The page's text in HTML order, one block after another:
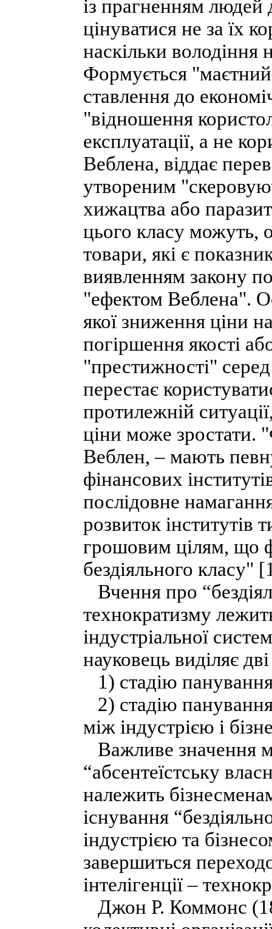
із прагненням людей
цінуватися не за їх
наскільки
Формується
ставлення до
"відношення
експлуатації, а не
Веблена, віддає
утвореним
хижацтва або
цього класу можуть,
товари, які є
виявленням закону
"ефектом Веблена".
якої зниження ціни
погіршення якості
"престижності"
перестає
протилежній
ціни може зростати.
Веблен, – мають
фінансових
послідовне
розвиток інститутів
грошовим цілям, що
бездіяльного класу"
Вчення про
технократизму
індустріальної
науковець виділяє
1) стадію
2) стадію панування
між індустрією і
Важливе значення
“абсентеїстську
належить
існування
індустрією та
завершиться
інтелігенції –
Джон Р. Коммонс